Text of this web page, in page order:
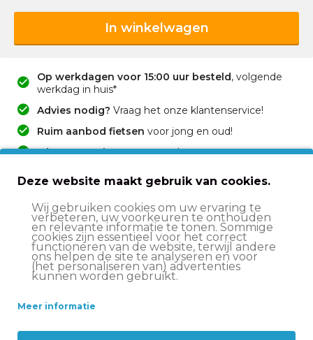
In winkelwagen
Op werkdagen voor 15:00 uur besteld, volgende
werkdag in huis*
Advies nodig? Vraag het onze klantenservice!
Ruim aanbod fietsen voor jong en oud!
2 jaar garantieop onze producten
Voor- en nadelen
Een stevig frame van staal met 2 jaar garantie.
3 versnellingen van Shimano Nexus.
voordrager om spullen te vervoeren.
Een stevige fiets waar je dagelijks plezier van
Deze website maakt gebruik van cookies.
Wij gebruiken cookies om uw ervaring te
verbeteren, uw voorkeuren te onthouden
en relevante informatie te tonen. Sommige
cookies zijn essentieel voor het correct
functioneren van de website, terwijl andere
ons helpen de site te analyseren en voor
(het personaliseren van) advertenties
kunnen worden gebruikt.
Meer informatie